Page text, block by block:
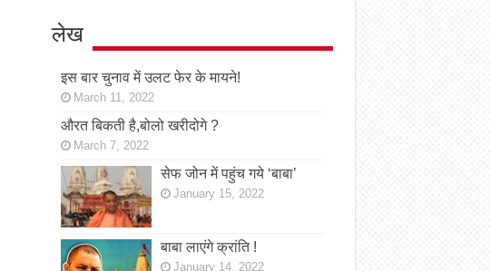
लेख
इस बार चुनाव में उलट फेर के मायने!
March 11, 2022
औरत बिकती है,बोलो खरीदोगे ?
March 7, 2022
सेफ जोन में पहुंच गये ‘बाबा’
January 15, 2022
बाबा लाएंगे क्रांति !
January 14, 2022